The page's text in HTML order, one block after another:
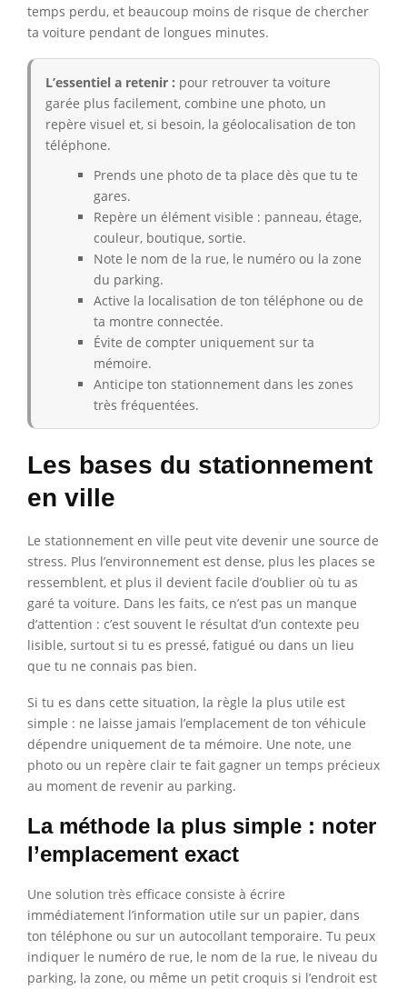
temps perdu, et beaucoup moins de risque de chercher
ta voiture pendant de longues minutes.
L’essentiel a retenir : pour retrouver ta voiture
garée plus facilement, combine une photo, un
repère visuel et, si besoin, la géolocalisation de ton
téléphone.
Prends une photo de ta place dès que tu te
gares.
Repère un élément visible : panneau, étage,
couleur, boutique, sortie.
Note le nom de la rue, le numéro ou la zone
du parking.
Active la localisation de ton téléphone ou de
ta montre connectée.
Évite de compter uniquement sur ta
mémoire.
Anticipe ton stationnement dans les zones
très fréquentées.
Les bases du stationnement
en ville
Le stationnement en ville peut vite devenir une source de
stress. Plus l’environnement est dense, plus les places se
ressemblent, et plus il devient facile d’oublier où tu as
garé ta voiture. Dans les faits, ce n’est pas un manque
d’attention : c’est souvent le résultat d’un contexte peu
lisible, surtout si tu es pressé, fatigué ou dans un lieu
que tu ne connais pas bien.
Si tu es dans cette situation, la règle la plus utile est
simple : ne laisse jamais l’emplacement de ton véhicule
dépendre uniquement de ta mémoire. Une note, une
photo ou un repère clair te fait gagner un temps précieux
au moment de revenir au parking.
La méthode la plus simple : noter
l’emplacement exact
Une solution très efficace consiste à écrire
immédiatement l’information utile sur un papier, dans
ton téléphone ou sur un autocollant temporaire. Tu peux
indiquer le numéro de rue, le nom de la rue, le niveau du
parking, la zone, ou même un petit croquis si l’endroit est